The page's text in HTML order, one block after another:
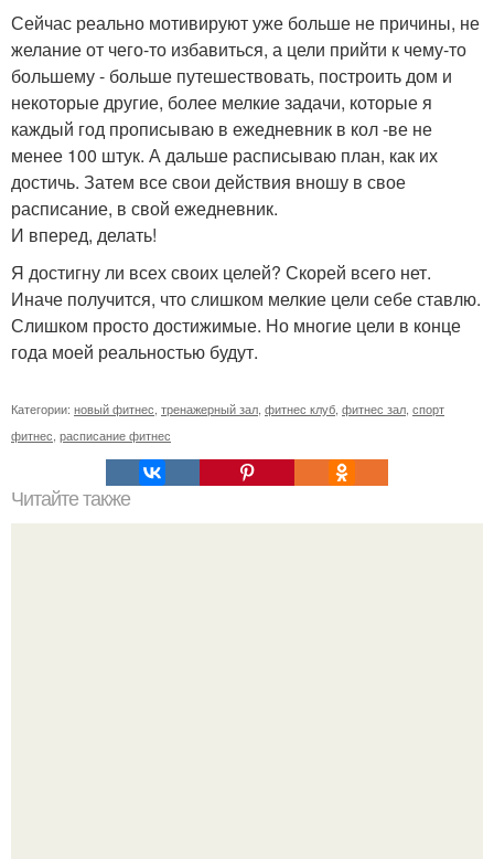
Сейчас реально мотивируют уже больше не причины, не
желание от чего-то избавиться, а цели прийти к чему-то
большему - больше путешествовать, построить дом и
некоторые другие, более мелкие задачи, которые я
каждый год прописываю в ежедневник в кол -ве не
менее 100 штук. А дальше расписываю план, как их
достичь. Затем все свои действия вношу в свое
расписание, в свой ежедневник.
И вперед, делать!
Я достигну ли всех своих целей? Скорей всего нет.
Иначе получится, что слишком мелкие цели себе ставлю.
Слишком просто достижимые. Но многие цели в конце
года моей реальностью будут.
Категории: новый фитнес тренажерный зал фитнес клуб фитнес зал спорт
фитнес расписание фитнес
Читайте также